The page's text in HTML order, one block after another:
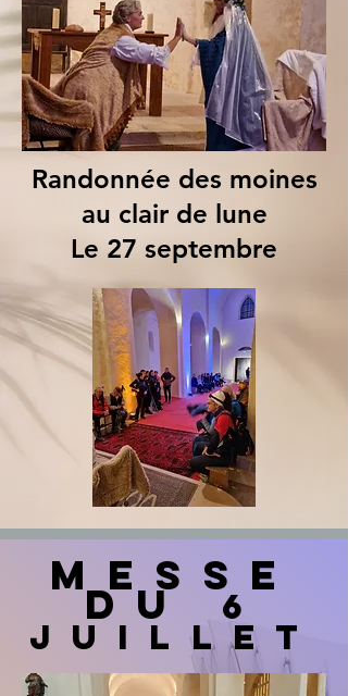
Randonnée des moines
au clair de lune
Le 27 septembre
Messe
du6
juillet